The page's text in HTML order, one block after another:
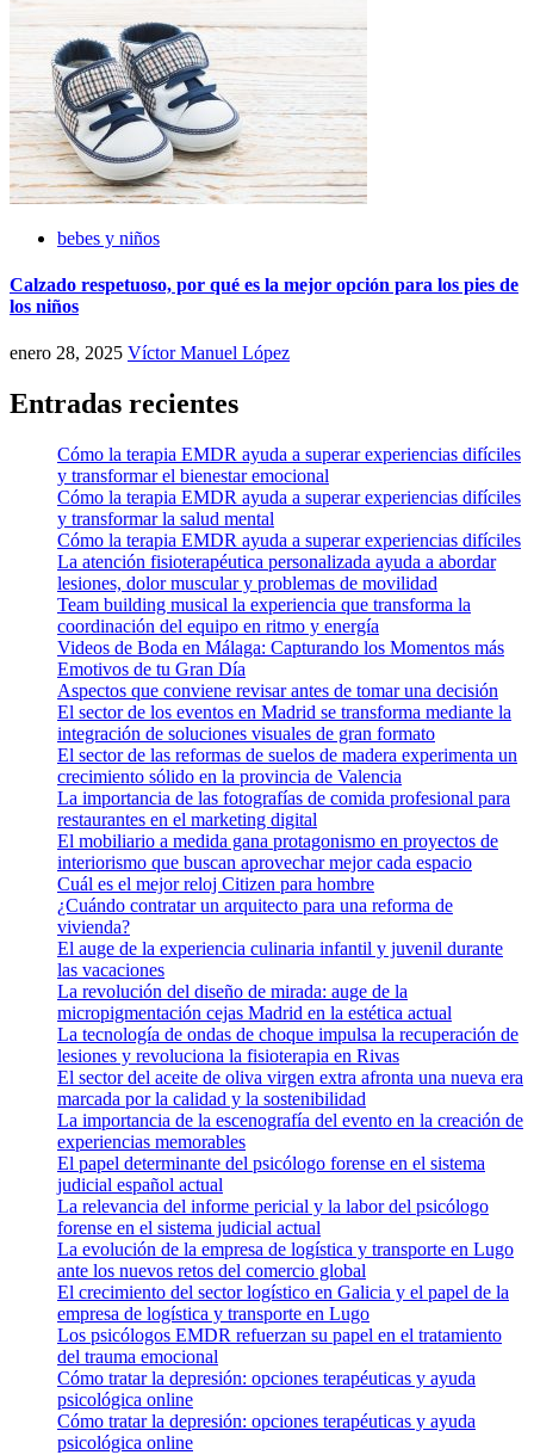
bebes y niños
Calzado respetuoso, por qué es la mejor opción para los pies de
los niños
enero 28, 2025 Víctor Manuel López
Entradas recientes
Cómo la terapia EMDR ayuda a superar experiencias difíciles
y transformar el bienestar emocional
Cómo la terapia EMDR ayuda a superar experiencias difíciles
y transformar la salud mental
Cómo la terapia EMDR ayuda a superar experiencias difíciles
La atención fisioterapéutica personalizada ayuda a abordar
lesiones, dolor muscular y problemas de movilidad
Team building musical la experiencia que transforma la
coordinación del equipo en ritmo y energía
Videos de Boda en Málaga: Capturando los Momentos más
Emotivos de tu Gran Día
Aspectos que conviene revisar antes de tomar una decisión
El sector de los eventos en Madrid se transforma mediante la
integración de soluciones visuales de gran formato
El sector de las reformas de suelos de madera experimenta un
crecimiento sólido en la provincia de Valencia
La importancia de las fotografías de comida profesional para
restaurantes en el marketing digital
El mobiliario a medida gana protagonismo en proyectos de
interiorismo que buscan aprovechar mejor cada espacio
Cuál es el mejor reloj Citizen para hombre
¿Cuándo contratar un arquitecto para una reforma de
vivienda?
El auge de la experiencia culinaria infantil y juvenil durante
las vacaciones
La revolución del diseño de mirada: auge de la
micropigmentación cejas Madrid en la estética actual
La tecnología de ondas de choque impulsa la recuperación de
lesiones y revoluciona la fisioterapia en Rivas
El sector del aceite de oliva virgen extra afronta una nueva era
marcada por la calidad y la sostenibilidad
La importancia de la escenografía del evento en la creación de
experiencias memorables
El papel determinante del psicólogo forense en el sistema
judicial español actual
La relevancia del informe pericial y la labor del psicólogo
forense en el sistema judicial actual
La evolución de la empresa de logística y transporte en Lugo
ante los nuevos retos del comercio global
El crecimiento del sector logístico en Galicia y el papel de la
empresa de logística y transporte en Lugo
Los psicólogos EMDR refuerzan su papel en el tratamiento
del trauma emocional
Cómo tratar la depresión: opciones terapéuticas y ayuda
psicológica online
Cómo tratar la depresión: opciones terapéuticas y ayuda
psicológica online